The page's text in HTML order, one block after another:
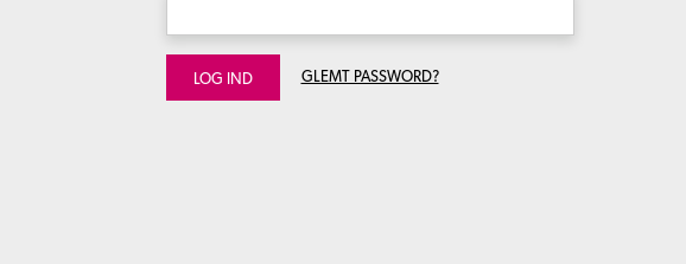
LOG IND GLEMT PASSWORD?